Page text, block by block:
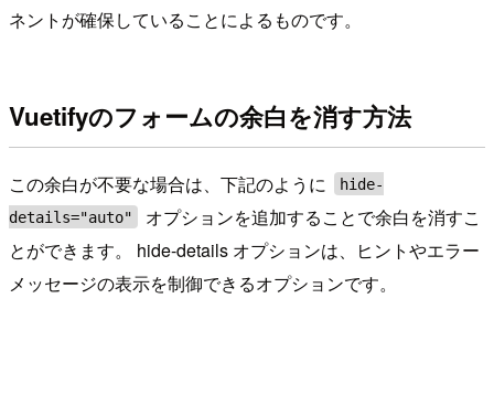
ネントが確保していることによるものです。
Vuetifyのフォームの余白を消す方法
この余白が不要な場合は、下記のように
hide-
details="auto"
オプションを追加することで余白を消すこ
とができます。 hide-details オプションは、ヒントやエラー
メッセージの表示を制御できるオプションです。